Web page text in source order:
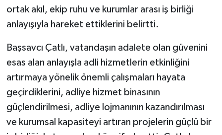
ortak akıl, ekip ruhu ve kurumlar arası iş birliği
anlayışıyla hareket ettiklerini belirtti.
Başsavcı Çatlı, vatandaşın adalete olan güvenini
esas alan anlayışla adli hizmetlerin etkinliğini
artırmaya yönelik önemli çalışmaları hayata
geçirdiklerini, adliye hizmet binasının
güçlendirilmesi, adliye lojmanının kazandırılması
ve kurumsal kapasiteyi artıran projelerin güçlü bir